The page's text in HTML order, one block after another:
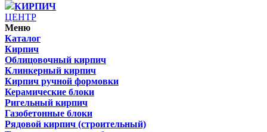
КИРПИЧ
ЦЕНТР
Меню
Каталог
Кирпич
Облицовочный кирпич
Клинкерный кирпич
Кирпич ручной формовки
Керамические блоки
Ригельный кирпич
Газобетонные блоки
Рядовой кирпич (строительный)